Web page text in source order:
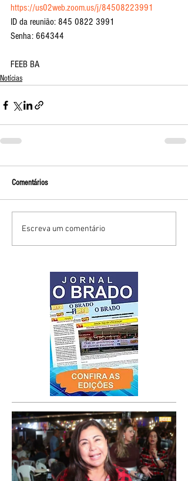
https://us02web.zoom.us/j/84508223991
ID da reunião: 845 0822 3991
Senha: 664344
FEEB BA
Notícias
Comentários
Escreva um comentário